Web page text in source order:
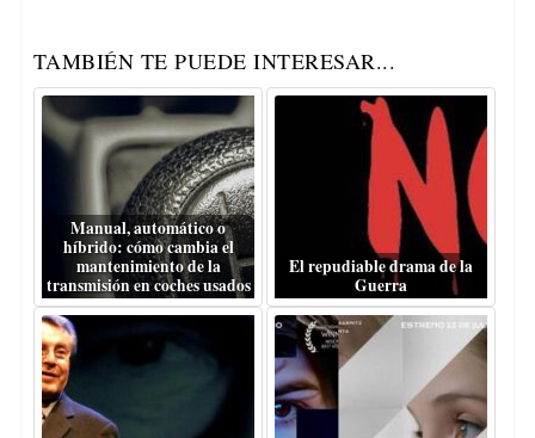
TAMBIÉN TE PUEDE INTERESAR...
Manual, automático o
híbrido: cómo cambia el
mantenimiento de la
transmisión en coches usados
El repudiable drama de la
Guerra